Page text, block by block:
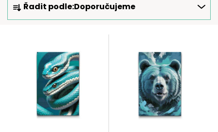
Z
Řadit podle:Doporučujeme